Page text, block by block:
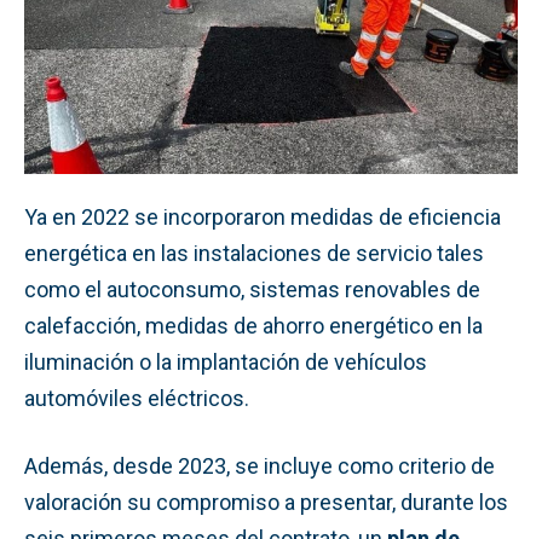
Ya en 2022 se incorporaron medidas de eficiencia
energética en las instalaciones de servicio tales
como el autoconsumo, sistemas renovables de
calefacción, medidas de ahorro energético en la
iluminación o la implantación de vehículos
automóviles eléctricos.
Además, desde 2023, se incluye como criterio de
valoración su compromiso a presentar, durante los